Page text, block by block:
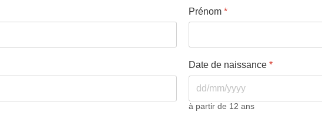
Prénom *
Date de naissance *
à partir de 12 ans